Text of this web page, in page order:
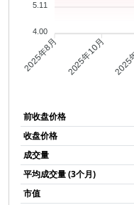
5.11
4.00
2025年8月 2025年10月
前收盘价格
收盘价格
成交量
平均成交量 (3个月)
市值